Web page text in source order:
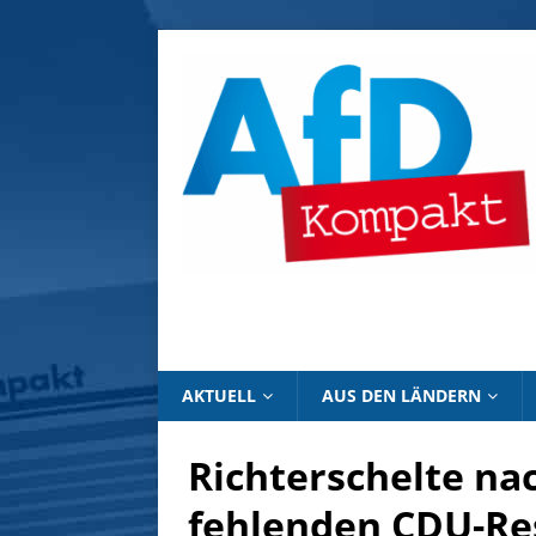
AKTUELL AUS DEN LÄNDERN
Richterschelte
fehlenden CDU-